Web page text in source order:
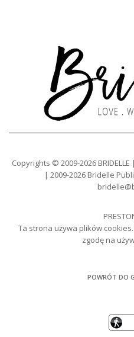
Copyrights © 2009-2026 BRIDELLE
| 2009-2026 Bridelle
Ta strona używa plików
zgodę na
POWRÓT DO